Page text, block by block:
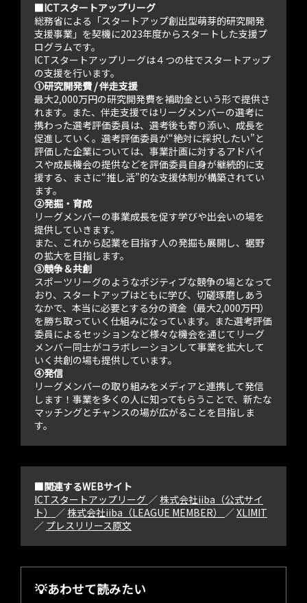
■ICTスタートアップリーグ
総務省による「スタートアップ創出型萌芽的研究開発
支援事業」を契機に2023年度からスタートした支援プ
ログラムです。
ICTスタートアップリーグは４つの柱でスタートアップ
の支援を行います。
①研究開発費 / 伴走支援
最大2,000万円の研究開発費を補助金という形で提供さ
れます。また、伴走支援ではリーグメンバーの選考に
携わった選考評価委員は、選考後も寄り添い、成長を
促進していく。選考評価委員が“絶対に採択したい”と
評価した企業については、事業計画に対するアドバイ
スや成長機会の提供などを評価委員自身が継続的に支
援する、まさに“推し活”的な支援体制が構築されてい
ます。
②発掘・育成
リーグメンバーの事業成長を促す学びや出会いの場を
提供していきます。
また、これから起業を目指す人の発掘も展開し、裾野
の拡大を目指します。
③競争＆共創
スポーツリーグのようなポジティブな競争の場となって
おり、スタートアップはともに学び、切磋琢磨しあう
なかで、本当に必要とする分の資金（最大2,000万円）
を勝ち取っていく仕組みになっています。また選考評価
委員によるセッションなど様々な機会を通じてリーグ
メンバー同士がコラボレーションして事業を拡大して
いく共創の場も提供しています。
④発信
リーグメンバーの取り組みをメディアと連携して発信
します！事業を多くの人に知ってもらうことで、新たな
マッチングとチャンスの場が広がることを目指しま
す。
■関連するWEBサイト
ICTスタートアップリーグ ／株式会社iiba（公式サイ
ト） ／株式会社iiba（LEAGUE MEMBER） ／XLIMIT
／ プレスリリース原文
💡あわせて読みたい